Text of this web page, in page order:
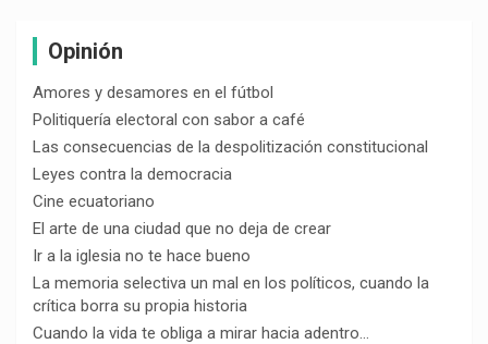
Opinión
Amores y desamores en el fútbol
Politiquería electoral con sabor a café
Las consecuencias de la despolitización constitucional
Leyes contra la democracia
Cine ecuatoriano
El arte de una ciudad que no deja de crear
Ir a la iglesia no te hace bueno
La memoria selectiva un mal en los políticos, cuando la
crítica borra su propia historia
Cuando la vida te obliga a mirar hacia adentro…